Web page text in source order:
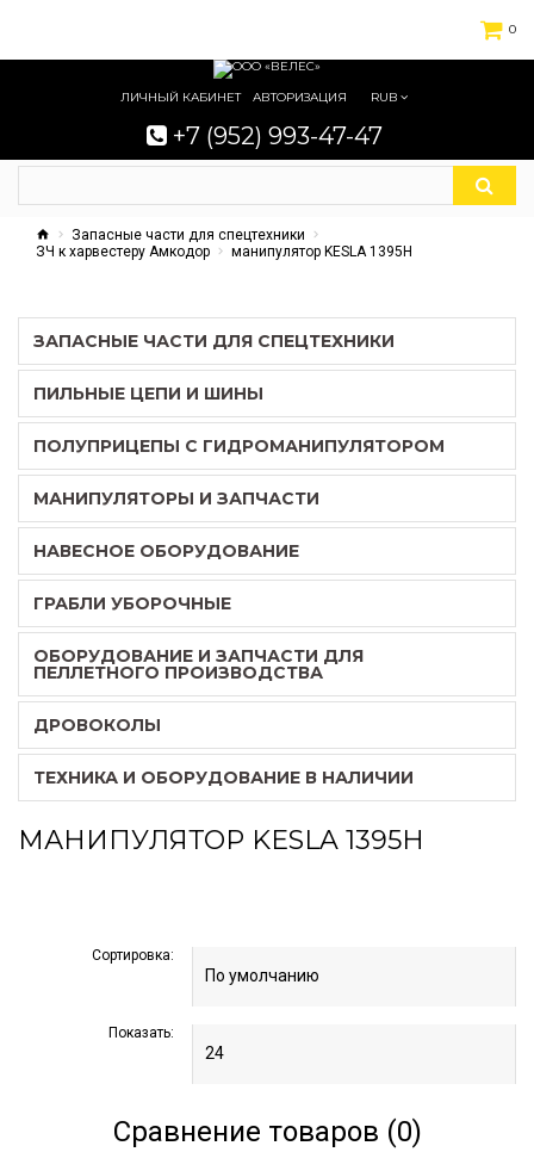
0
ЛИЧНЫЙ КАБИНЕТ АВТОРИЗАЦИЯ RUB
+7 (952) 993-47-47
Запасные части для спецтехники
ЗЧ к харвестеру Амкодор
манипулятор KESLA 1395H
ЗАПАСНЫЕ ЧАСТИ ДЛЯ СПЕЦТЕХНИКИ
ПИЛЬНЫЕ ЦЕПИ И ШИНЫ
ПОЛУПРИЦЕПЫ С ГИДРОМАНИПУЛЯТОРОМ
МАНИПУЛЯТОРЫ И ЗАПЧАСТИ
НАВЕСНОЕ ОБОРУДОВАНИЕ
ГРАБЛИ УБОРОЧНЫЕ
ОБОРУДОВАНИЕ И ЗАПЧАСТИ ДЛЯ
ПЕЛЛЕТНОГО ПРОИЗВОДСТВА
ДРОВОКОЛЫ
ТЕХНИКА И ОБОРУДОВАНИЕ В НАЛИЧИИ
МАНИПУЛЯТОР KESLA 1395H
Сортировка:
Показать:
Сравнение товаров (0)